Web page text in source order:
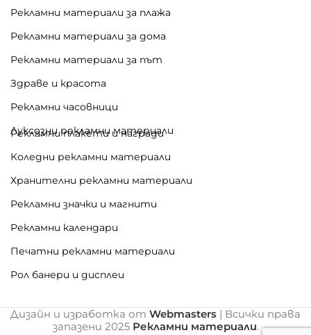
Рекламни материали за плажа
Рекламни материали за дома
Рекламни материали за път
Здраве и красота
Рекламни часовници
Луксозни рекламни материали
Рекламни плакети и награди
Коледни рекламни материали
Хранителни рекламни материали
Рекламни значки и магнити
Рекламни календари
Печатни рекламни материали
Рол банери и дисплеи
Дизайн и изработка от Webmasters | Всички права
запазени 2025 Рекламни материали.